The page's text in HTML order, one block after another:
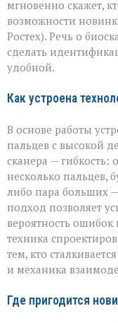
мгновенно скажет,
возможности
Ростех). Речь о
сделать
удобной.
Как устроена
В основе работы
пальцев с высокой
сканера — гибкость:
несколько пальцев,
либо пара больших
подход позволяет
вероятность ошибок
техника
тем, кто
и механика
Где пригодится